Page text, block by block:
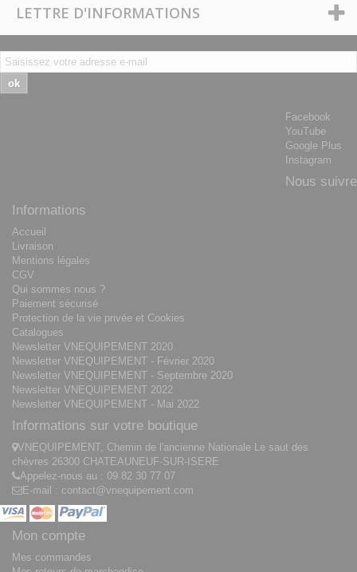
LETTRE D'INFORMATIONS
ok
Facebook
YouTube
Google Plus
Instagram
Nous suivre
Informations
Accueil
Livraison
Mentions légales
CGV
Qui sommes nous ?
Paiement sécurisé
Protection de la vie privée et Cookies
Catalogues
Newsletter VNEQUIPEMENT 2020
Newsletter VNEQUIPEMENT - Février 2020
Newsletter VNEQUIPEMENT - Septembre 2020
Newsletter VNEQUIPEMENT 2022
Newsletter VNEQUIPEMENT - Mai 2022
Informations sur votre boutique
VNEQUIPEMENT, Chemin de l'ancienne Nationale Le saut des
chèvres 26300 CHATEAUNEUF-SUR-ISERE
Appelez-nous au : 09 82 30 77 07
E-mail : contact@vnequipement.com
Mon compte
Mes commandes